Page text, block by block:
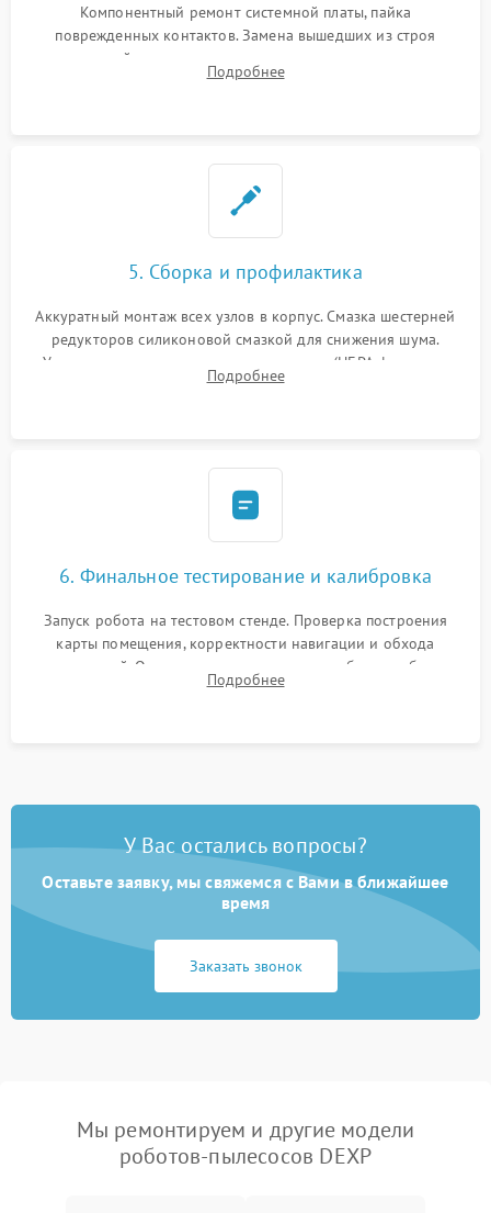
Компонентный ремонт системной платы, пайка
поврежденных контактов. Замена вышедших из строя
двигателей, изношенного аккумулятора, неисправного
лидара или помпы подачи воды. Восстановление шлейфов и
Подробнее
5. Сборка и профилактика
Аккуратный монтаж всех узлов в корпус. Смазка шестерней
редукторов силиконовой смазкой для снижения шума.
Установка новых расходных материалов (HEPA-фильтров,
микрофибры, щеток). Надежная фиксация разъемов и
Подробнее
6. Финальное тестирование и калибровка
Запуск робота на тестовом стенде. Проверка построения
карты помещения, корректности навигации и обхода
препятствий. Оценка силы всасывания и работы турбины.
Тестирование автоматического возврата на док-станцию и
Подробнее
У Вас остались вопросы?
Оставьте заявку, мы свяжемся с Вами в ближайшее
время
Заказать звонок
Мы ремонтируем и другие модели
роботов-пылесосов DEXP